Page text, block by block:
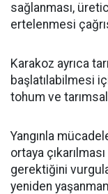
sağlanması,
ertelenmesi
Karakoz ayrıca
başlatılabilmesi
tohum ve
Yangınla
ortaya
gerektiğini
yeniden